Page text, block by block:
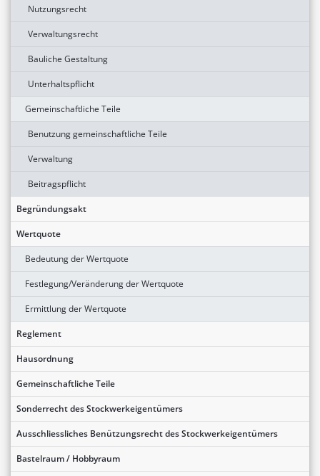
Nutzungsrecht
Verwaltungsrecht
Bauliche Gestaltung
Unterhaltspflicht
Gemeinschaftliche Teile
Benutzung gemeinschaftliche Teile
Verwaltung
Beitragspflicht
Begründungsakt
Wertquote
Bedeutung der Wertquote
Festlegung/Veränderung der Wertquote
Ermittlung der Wertquote
Reglement
Hausordnung
Gemeinschaftliche Teile
Sonderrecht des Stockwerkeigentümers
Ausschliessliches Benützungsrecht des Stockwerkeigentümers
Bastelraum / Hobbyraum